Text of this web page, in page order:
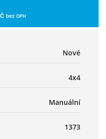
bez DPH
Nové
4x4
Manuální
1373